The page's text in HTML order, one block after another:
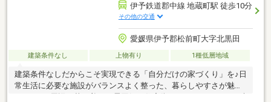
伊予鉄道郡中線 地蔵町駅 徒歩10分
その他の交通
愛媛県伊予郡松前町大字北黒田
建築条件なし 上物有り 1種低層地域
建築条件なしだからこそ実現できる「自分だけの家づくり」を♪日
常生活に必要な施設がバランスよく整った、暮らしやすさが魅力
のエリア♪周辺は落ち着いた雰囲気の住宅街で、ゆったりとした時